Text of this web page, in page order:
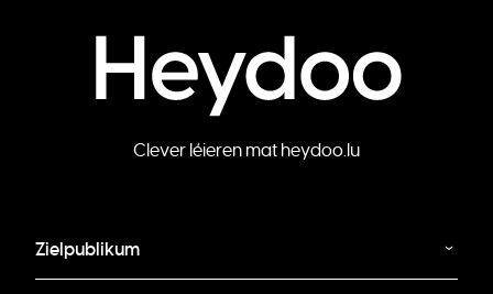
Clever léieren mat heydoo.lu
Zielpublikum